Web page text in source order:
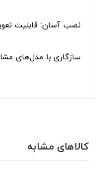
نصب آسان: قابلیت
سازگاری با مدل‌های
کالاهای مشابه